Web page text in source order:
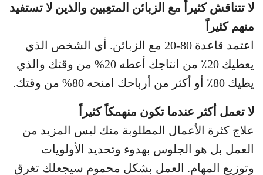
لا تتناقش كثيراً مع الزبائن المتعِبين والذين لا تستفيد
منهم كثيراً
اعتمد قاعدة 80-20 مع الزبائن. أي الشخص الذي
يعطيك 20٪ من انتاجك أعطه 20% من وقتك والذي
يطيك 80٪ أو أكثر من أرباحك امنحه 80% من وقتك.
لا تعمل أكثر عندما تكون منهمكاً كثيراً
علاج كثرة الأعمال المطلوبة منك ليس المزيد من
العمل بل هو الجلوس بهدوء وتحديد الأولويات
وتوزيع المهام. العمل بشكل محموم سيجعلك تغرق